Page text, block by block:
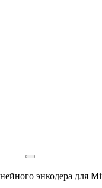
энкодера для